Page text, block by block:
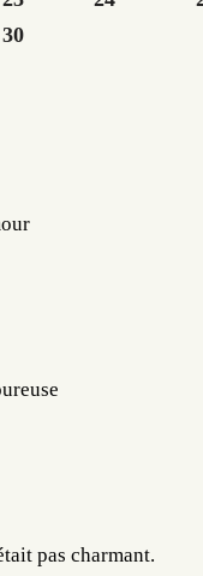
30
pas charmant.